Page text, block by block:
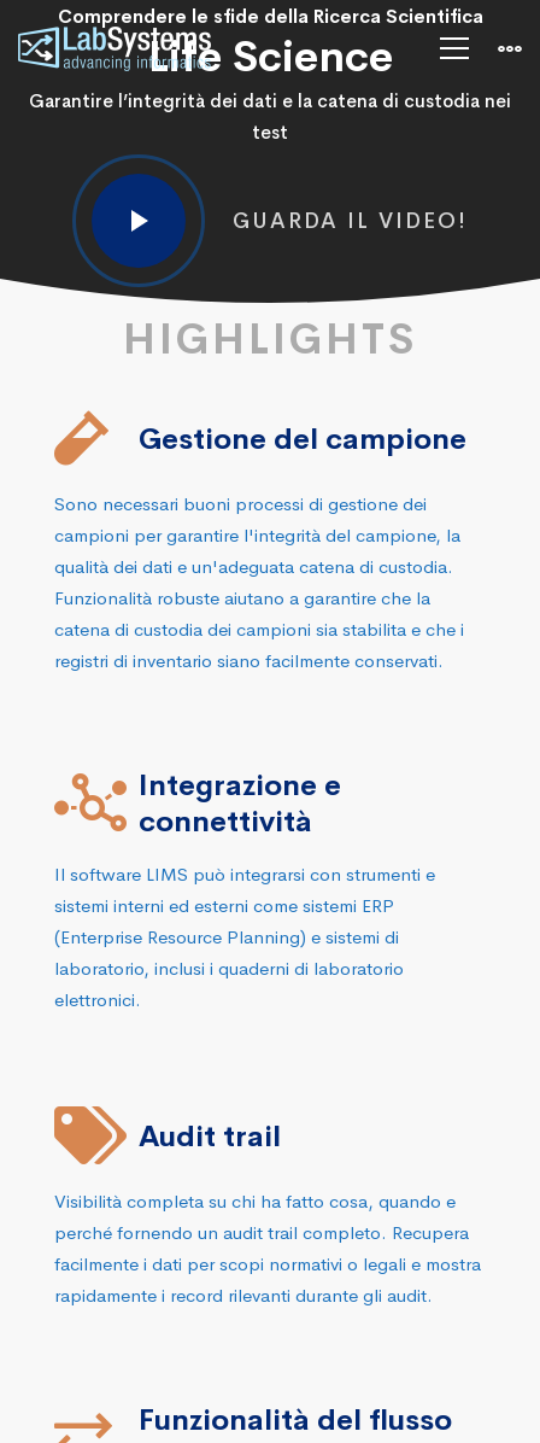
Life
Science
Comprendere le sfide della Ricerca Scientifica
Life Science
Garantire l’integrità dei dati e la catena di custodia nei
test
GUARDA IL VIDEO!
HIGHLIGHTS
Gestione del campione
Sono necessari buoni processi di gestione dei
campioni per garantire l'integrità del campione, la
qualità dei dati e un'adeguata catena di custodia.
Funzionalità robuste aiutano a garantire che la
catena di custodia dei campioni sia stabilita e che i
registri di inventario siano facilmente conservati.
Integrazione e
connettività
Il software LIMS può integrarsi con strumenti e
sistemi interni ed esterni come sistemi ERP
(Enterprise Resource Planning) e sistemi di
laboratorio, inclusi i quaderni di laboratorio
elettronici.
Audit trail
Visibilità completa su chi ha fatto cosa, quando e
perché fornendo un audit trail completo. Recupera
facilmente i dati per scopi normativi o legali e mostra
rapidamente i record rilevanti durante gli audit.
Funzionalità del flusso